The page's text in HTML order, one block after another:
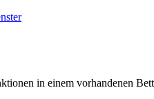
in einem vorhandenen